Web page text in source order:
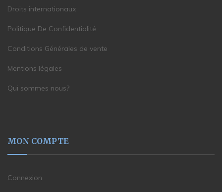
Droits internationaux
Politique De Confidentialité
Conditions Générales de vente
Mentions légales
Qui sommes nous?
MON COMPTE
Connexion